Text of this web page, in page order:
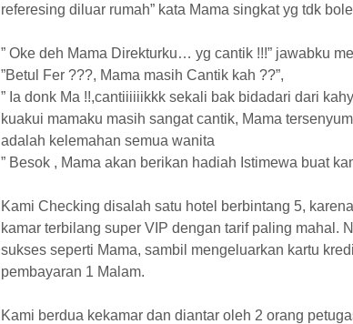
referesing diluar rumah” kata Mama singkat yg tdk
” Oke deh Mama Direkturku… yg cantik !!!” jawabku
”Betul Fer ???, Mama masih Cantik kah ??”,
” Ia donk Ma !!,cantiiiiiikkk sekali bak bidadari dari
kuakui mamaku masih sangat cantik, Mama
adalah kelemahan semua wanita
” Besok , Mama akan berikan hadiah Istimewa buat
Kami Checking disalah satu hotel berbintang 5,
kamar terbilang super VIP dengan tarif paling mahal.
sukses seperti Mama, sambil mengeluarkan kartu
pembayaran 1 Malam.
Kami berdua kekamar dan diantar oleh 2 orang